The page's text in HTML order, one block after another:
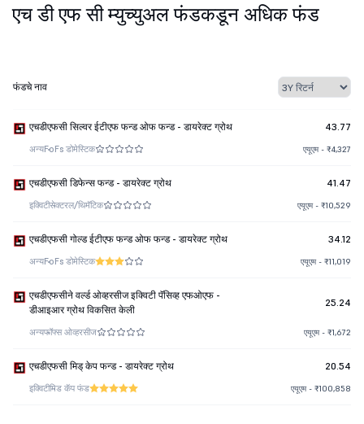
एच डी एफ सी म्युच्युअल फंडकडून अधिक फंड
फंडचे नाव
एचडीएफसी सिल्वर ईटीएफ फन्ड ओफ फन्ड - डायरेक्ट ग्रोथ 43.77
अन्यFoFs डोमेस्टिक एयूएम - ₹4,327
एचडीएफसी डिफेन्स फन्ड - डायरेक्ट ग्रोथ 41.47
इक्विटीसेक्टरल/थिमॅटिक एयूएम - ₹10,529
एचडीएफसी गोल्ड ईटीएफ फन्ड ओफ फन्ड - डायरेक्ट ग्रोथ 34.12
अन्यFoFs डोमेस्टिक एयूएम - ₹11,019
एचडीएफसीने वर्ल्ड ओव्हरसीज इक्विटी पॅसिव्ह एफओएफ -
डीआइआर ग्रोथ विकसित केली
25.24
अन्यफॉफ्स ओव्हरसीज एयूएम - ₹1,672
एचडीएफसी मिड् केप फन्ड - डायरेक्ट ग्रोथ 20.54
इक्विटीमिड कॅप फंड एयूएम - ₹100,858